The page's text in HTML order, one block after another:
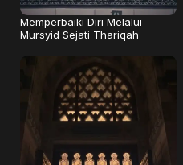
Memperbaiki Diri Melalui
Mursyid Sejati Thariqah